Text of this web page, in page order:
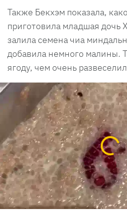
Также Бекхэм показала,
приготовила младшая дочь
залила семена чиа
добавила немного малины.
ягоду, чем очень